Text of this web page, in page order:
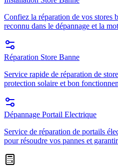
Confiez la réparation de vos stores
reconnu dans le dépannage et la
Réparation Store Banne
Service rapide de réparation de
protection solaire et bon
Dépannage Portail Electrique
Service de réparation de portails
pour résoudre vos pannes et